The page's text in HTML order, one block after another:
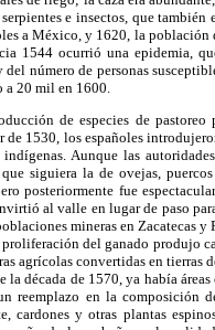
serpientes e insectos, que
a México, y 1620, la
1544 ocurrió una epidemia,
número de personas
a 20 mil en 1600.
de especies de
de 1530, los españoles
Aunque las
siguiera la de ovejas,
posteriormente fue
al valle en lugar de paso
mineras en Zacatecas
del ganado produjo
agrícolas convertidas en tierras
la década de 1570, ya había
reemplazo en la composición
cardones y otras plantas